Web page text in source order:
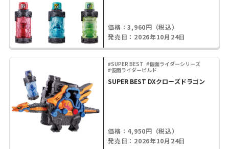
価格：3,960円（税込）
発売日：2026年10月24日
#SUPER BEST #仮面ライダーシリーズ
#仮面ライダービルド
SUPER BEST DXクローズドラゴン
価格：4,950円（税込）
発売日：2026年10月24日